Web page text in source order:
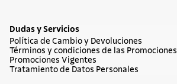
Dudas y Servicios
Política de Cambio y Devoluciones
Términos y condiciones de las Promociones
Promociones Vigentes
Tratamiento de Datos Personales